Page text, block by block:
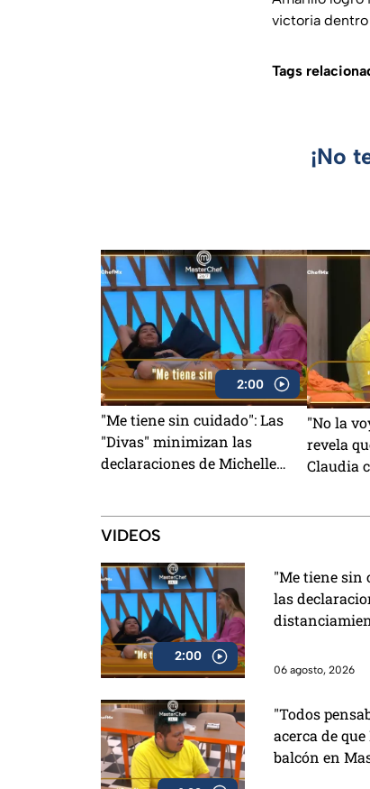
victoria dentro
Tags
¡No
2:00
"Me tiene sin cuidado": Las
"Divas" minimizan las
declaraciones de Michelle
"No la
revela
Claudia
VIDEOS
2:00
"Me tiene sin
las
06 agosto, 2026
"Todos
acerca de
balcón en